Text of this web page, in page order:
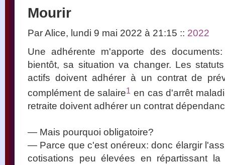
Mourir
Par Alice, lundi 9 mai 2022 à 21:15 :: 2022
Une adhérente m'apporte des
bientôt, sa situation va changer. Les
actifs doivent adhérer à un contrat de
complément de salaire1 en cas d'arrêt
retraite doivent adhérer un contrat
— Mais pourquoi obligatoire?
— Parce que c'est onéreux: donc élargir
cotisations peu élevées en répartissant